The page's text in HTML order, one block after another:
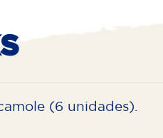
(6 unidades).